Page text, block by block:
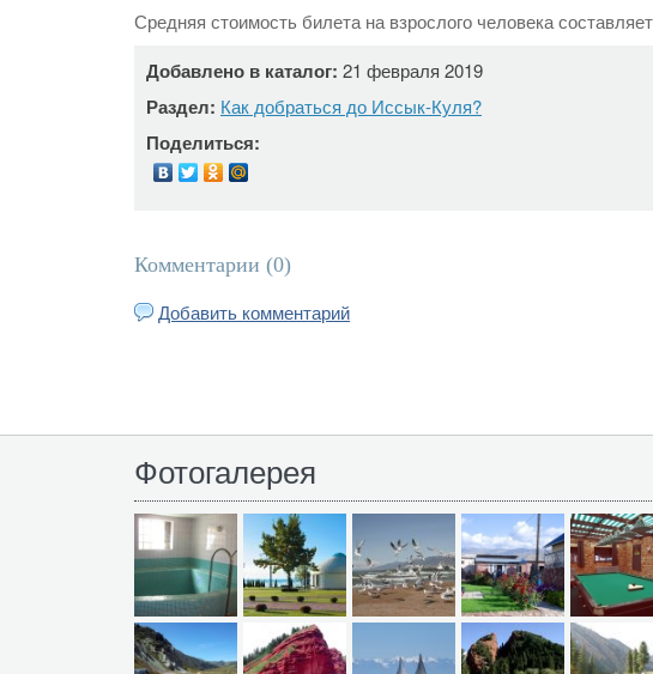
Средняя стоимость билета на взрослого человека
Добавлено в каталог: 21 февраля 2019
Раздел: Как добраться до Иссык-Куля?
Поделиться:
Комментарии (0)
Добавить комментарий
Фотогалерея